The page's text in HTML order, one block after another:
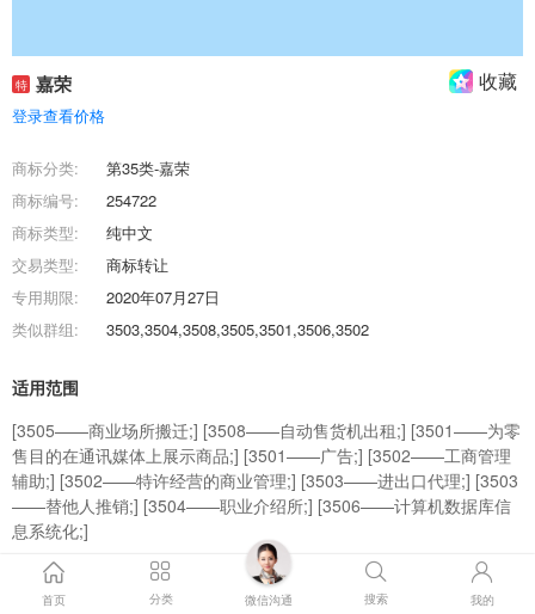
特 嘉荣 收藏
登录查看价格
商标分类:
第35类-嘉荣
商标编号:
254722
商标类型:
纯中文
交易类型:
商标转让
专用期限:
2020年07月27日
类似群组:
3503,3504,3508,3505,3501,3506,3502
适用范围
[3505——商业场所搬迁;] [3508——自动售货机出租;] [3501——为零
售目的在通讯媒体上展示商品;] [3501——广告;] [3502——工商管理
辅助;] [3502——特许经营的商业管理;] [3503——进出口代理;] [3503
——替他人推销;] [3504——职业介绍所;] [3506——计算机数据库信
息系统化;]
商标效果图
首页 分类 微信沟通 搜索 我的